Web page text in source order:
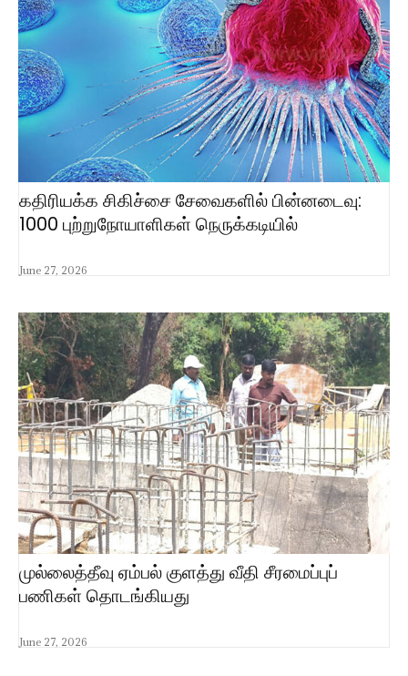
கதிரியக்க சிகிச்சை சேவைகளில் பின்னடைவு:
1000 புற்றுநோயாளிகள் நெருக்கடியில்
June 27, 2026
முல்லைத்தீவு ஏம்பல் குளத்து வீதி சீரமைப்புப்
பணிகள் தொடங்கியது
June 27, 2026